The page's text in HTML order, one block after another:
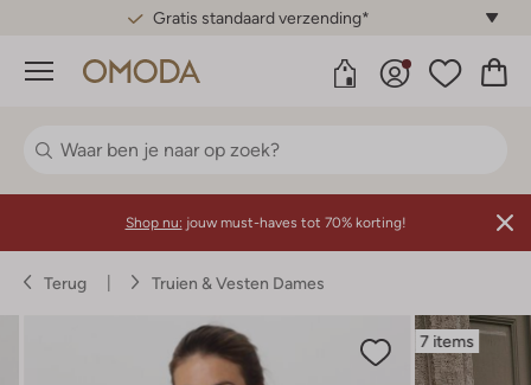
Gratis standaard verzending*
Menu
Shop nu: jouw must-haves tot 70% korting!
Terug Truien & Vesten Dames
7 items